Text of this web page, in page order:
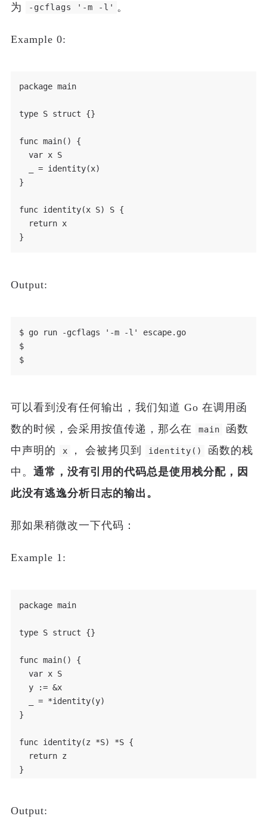
为
-gcflags '-m -l' 。
Example 0:
package main
type S struct {}
func main() {
  var x S
  _ = identity(x)
}
func identity(x S) S {
  return x
Output:
$ go run -gcflags '-m -l' escape.go
$
可以看到没有任何输出，我们知道 Go 在调用函
数的时候，会采用按值传递，那么在
main
函数
中声明的
x ， 会被拷贝到 identity()
函数的栈
中。 通常，没有引用的代码总是使用栈分配，因
此没有逃逸分析日志的输出。
那如果稍微改一下代码：
Example 1:
package main
type S struct {}
func main() {
  var x S
  y := &x
  _ = *identity(y)
}
func identity(z *S) *S {
  return z
Output: